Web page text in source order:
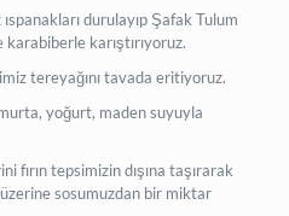
ıspanakları durulayıp Şafak Tulum
karıştırıyoruz.
tereyağını tavada eritiyoruz.
yoğurt, maden suyuyla
fırın tepsimizin dışına taşırarak
sosumuzdan bir miktar